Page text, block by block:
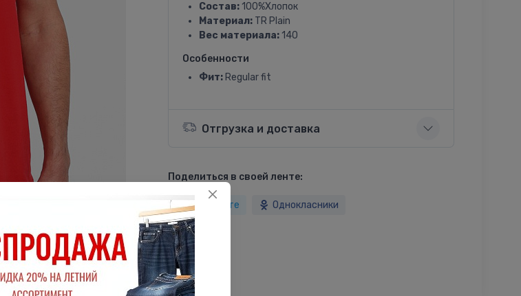
Состав:100%Хлопок
Материал:TR Plain
Вес материала:140
Особенности
Фит:Regular fit
Отгрузка и доставка
Поделиться в своей ленте:
ВКонтакте Однокласники